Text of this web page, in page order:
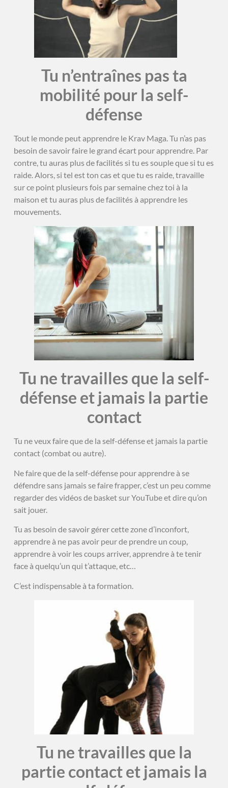
Tu n’entraînes pas ta
mobilité pour la self-
défense
Tout le monde peut apprendre le Krav Maga. Tu n’as pas
besoin de savoir faire le grand écart pour apprendre. Par
contre, tu auras plus de facilités si tu es souple que si tu es
raide. Alors, si tel est ton cas et que tu es raide, travaille
sur ce point plusieurs fois par semaine chez toi à la
maison et tu auras plus de facilités à apprendre les
mouvements.
Tu ne travailles que la self-
défense et jamais la partie
contact
Tu ne veux faire que de la self-défense et jamais la partie
contact (combat ou autre).
Ne faire que de la self-défense pour apprendre à se
défendre sans jamais se faire frapper, c’est un peu comme
regarder des vidéos de basket sur YouTube et dire qu’on
sait jouer.
Tu as besoin de savoir gérer cette zone d’inconfort,
apprendre à ne pas avoir peur de prendre un coup,
apprendre à voir les coups arriver, apprendre à te tenir
face à quelqu’un qui t’attaque, etc…
C’est indispensable à ta formation.
Tu ne travailles que la
partie contact et jamais la